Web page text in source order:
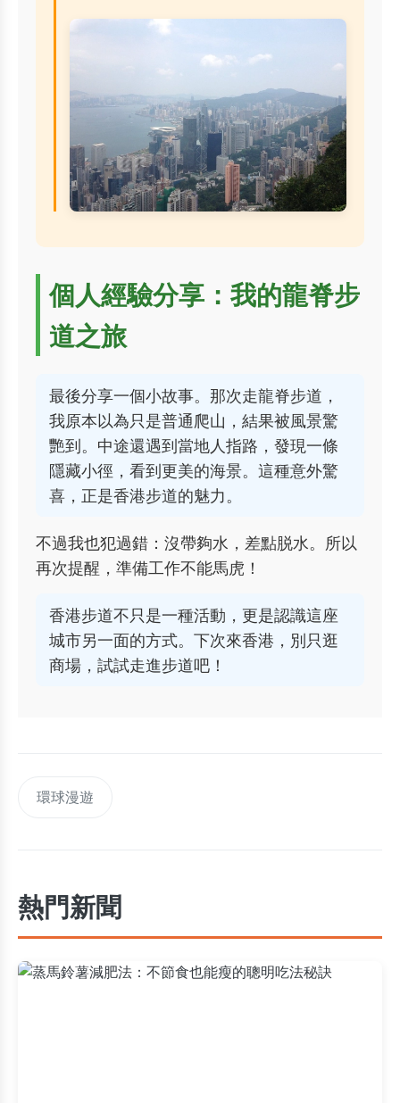
個人經驗分享：我的龍脊步
道之旅
最後分享一個小故事。那次走龍脊步道，
我原本以為只是普通爬山，結果被風景驚
艷到。中途還遇到當地人指路，發現一條
隱藏小徑，看到更美的海景。這種意外驚
喜，正是香港步道的魅力。
不過我也犯過錯：沒帶夠水，差點脱水。所以
再次提醒，準備工作不能馬虎！
香港步道不只是一種活動，更是認識這座
城市另一面的方式。下次來香港，別只逛
商場，試試走進步道吧！
環球漫遊
熱門新聞